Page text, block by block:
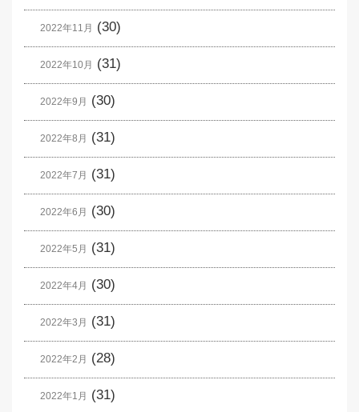
2022年11月 (30)
2022年10月 (31)
2022年9月 (30)
2022年8月 (31)
2022年7月 (31)
2022年6月 (30)
2022年5月 (31)
2022年4月 (30)
2022年3月 (31)
2022年2月 (28)
2022年1月 (31)